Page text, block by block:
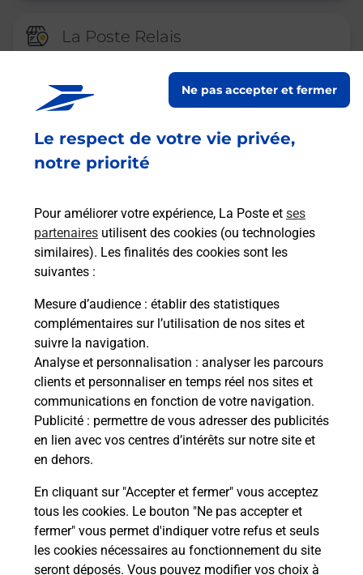
Le respect de votre vie privée,
notre priorité
Pour améliorer votre expérience, La Poste et ses
partenaires utilisent des cookies (ou technologies
similaires). Les finalités des cookies sont les
suivantes :
Mesure d’audience : établir des statistiques
complémentaires sur l’utilisation de nos sites et
suivre la navigation.
Analyse et personnalisation : analyser les parcours
clients et personnaliser en temps réel nos sites et
communications en fonction de votre navigation.
Publicité : permettre de vous adresser des publicités
en lien avec vos centres d’intérêts sur notre site et
en dehors.
En cliquant sur "Accepter et fermer" vous acceptez
tous les cookies. Le bouton "Ne pas accepter et
fermer" vous permet d'indiquer votre refus et seuls
les cookies nécessaires au fonctionnement du site
seront déposés. Vous pouvez modifier vos choix à
Ne pas accepter et fermer
La Poste Relais
BELVAL AU PTIT BELVALAIS BAR
jusqu'à 08h30
1 RUE LOUIS CIROU
TABAC
En savoir plus
Malin !
La Poste
en ligne
Ouvert 24h/24
En savoir plus
Manche LE LOREY